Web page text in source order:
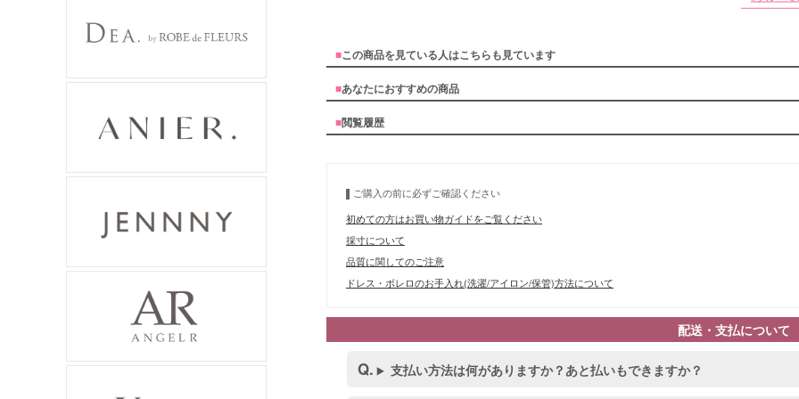
■この商品を見ている人はこちらも見ています
■あなたにおすすめの商品
■閲覧履歴
ご購入の前に必ずご確認ください
初めての方はお買い物ガイドをご覧ください
採寸について
品質に関してのご注意
ドレス・ボレロのお手入れ(洗濯/アイロン/保管)方法について
配送・支払について
支払い方法は何がありますか？あと払いもできますか？